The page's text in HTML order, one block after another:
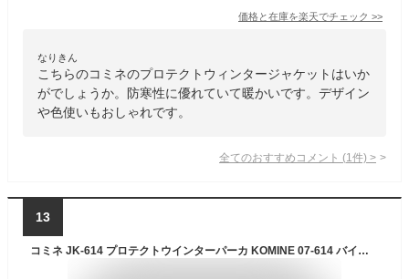
価格と在庫を楽天でチェック >>
なりきん
こちらのコミネのプロテクトウィンタージャケットはいか
がでしょうか。防寒性に優れていて暖かいです。デザイン
や色使いもおしゃれです。
全てのおすすめコメント (1 件) >
13
コミネ JK-614 プロテクトウインターパーカ KOMINE 07-614 バイク ジャケット 防寒 CE規格パッド付